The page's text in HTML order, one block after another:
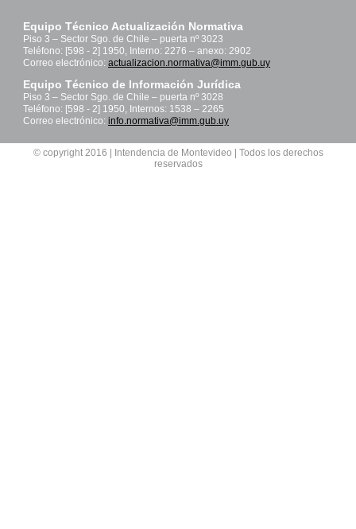
Equipo Técnico Actualización Normativa
Piso 3 – Sector Sgo. de Chile – puerta nº 3023
Teléfono: [598 - 2] 1950, Interno: 2276 – anexo: 2902
Correo electrónico: actualizacion.normativa@imm.gub.uy
Equipo Técnico de Información Jurídica
Piso 3 – Sector Sgo. de Chile – puerta nº 3028
Teléfono: [598 - 2] 1950, Internos: 1538 – 2265
Correo electrónico: info.normativa@imm.gub.uy
© copyright 2016 | Intendencia de Montevideo | Todos los derechos
reservados